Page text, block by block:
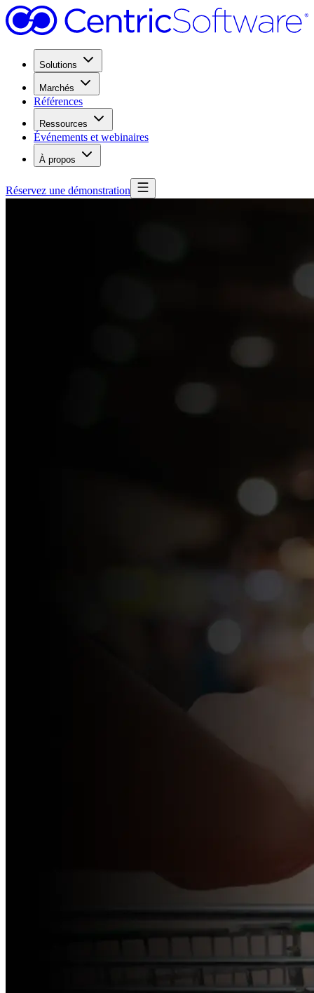
Solutions
Marchés
Références
Ressources
Événements et webinaires
À propos
Réservez une démonstration